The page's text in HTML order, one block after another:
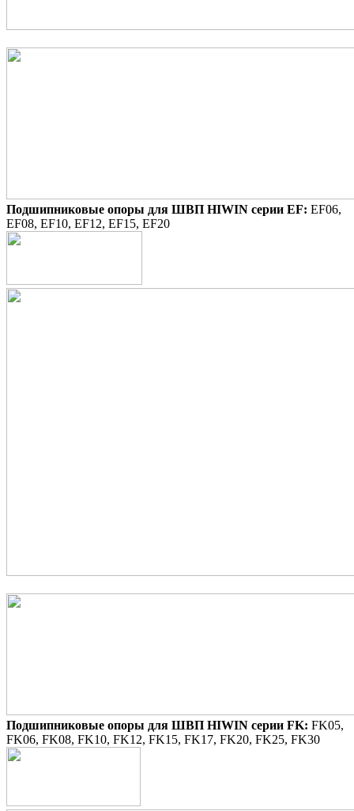
Подшипниковые опоры для ШВП HIWIN серии EF: EF06,
EF08, EF10, EF12, EF15, EF20
Подшипниковые опоры для ШВП HIWIN серии FK: FK05,
FK06, FK08, FK10, FK12, FK15, FK17, FK20, FK25, FK30